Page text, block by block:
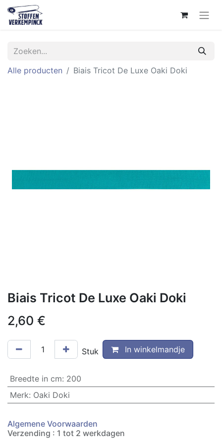
Alle producten Biais Tricot De Luxe Oaki Doki
Biais Tricot De Luxe Oaki Doki
2,60 €
Stuk In winkelmandje
Breedte in cm: 200
Merk: Oaki Doki
Algemene Voorwaarden
Verzending : 1 tot 2 werkdagen